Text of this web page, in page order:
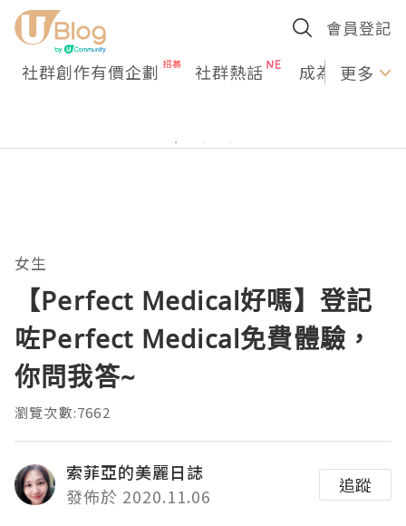
會員登記
社群創作有價企劃 社群熱話 成為U更多
女生
【Perfect Medical好嗎】登記
咗Perfect Medical免費體驗，
你問我答~
瀏覽次數:7662
索菲亞的美麗日誌
發佈於 2020.11.06
追蹤